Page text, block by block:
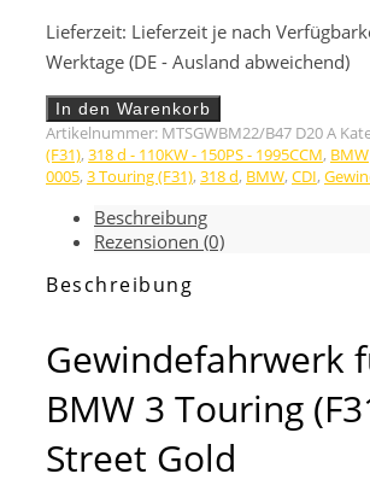
Lieferzeit: Lieferzeit je nach
Werktage (DE - Ausland abweichend)
Gewindefahrwerk
für
BMW
3
(F31)
Street
Gold
Menge
In den Warenkorb
Artikelnummer: MTSGWBM22/B47 D20 A
(F31), 318 d - 110KW - 150PS - 1995CCM, BMW
0005, 3 Touring (F31), 318 d, BMW, CDI,
Beschreibung
Rezensionen (0)
Beschreibung
Gewindefahrwerk
BMW 3 Touring
Street Gold